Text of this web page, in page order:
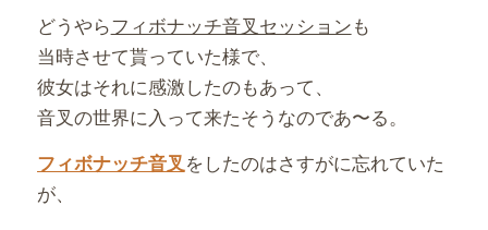
どうやらフィボナッチ音叉セッションも
当時させて貰っていた様で、
彼女はそれに感激したのもあって、
音叉の世界に入って来たそうなのであ〜る。
フィボナッチ音叉をしたのはさすがに忘れていた
が、